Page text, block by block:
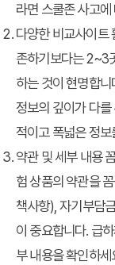
라면 스쿨존 사고
다양한 비교사이트
존하기보다는 2~3
하는 것이 현명합
정보의 깊이가 다
적이고 폭넓은 정
약관 및 세부 내용
험 상품의 약관을
책사항), 자기부담
이 중요합니다. 급
부 내용을 확인하세